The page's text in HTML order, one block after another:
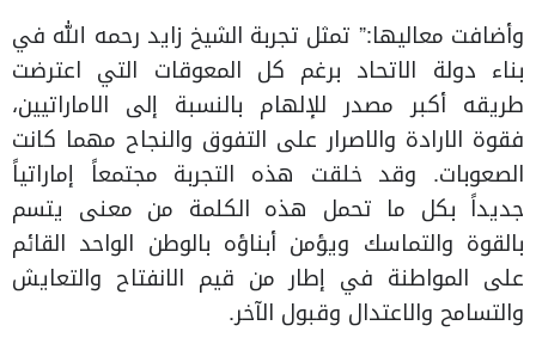
وأضافت معاليها:” تمثل تجربة الشيخ زايد رحمه الله في
بناء دولة الاتحاد برغم كل المعوقات التي اعترضت
طريقه أكبر مصدر للإلهام بالنسبة إلى الاماراتيين،
فقوة الارادة والاصرار على التفوق والنجاح مهما كانت
الصعوبات. وقد خلقت هذه التجربة مجتمعاً إماراتياً
جديداً بكل ما تحمل هذه الكلمة من معنى يتسم
بالقوة والتماسك ويؤمن أبناؤه بالوطن الواحد القائم
على المواطنة في إطار من قيم الانفتاح والتعايش
والتسامح والاعتدال وقبول الآخر.